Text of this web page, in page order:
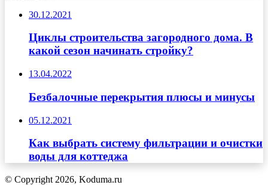
30.12.2021
Циклы строительства загородного дома. В
какой сезон начинать стройку?
13.04.2022
Безбалочные перекрытия плюсы и минусы
05.12.2021
Как выбрать систему фильтрации и очистки
воды для коттеджа
© Copyright 2026, Koduma.ru